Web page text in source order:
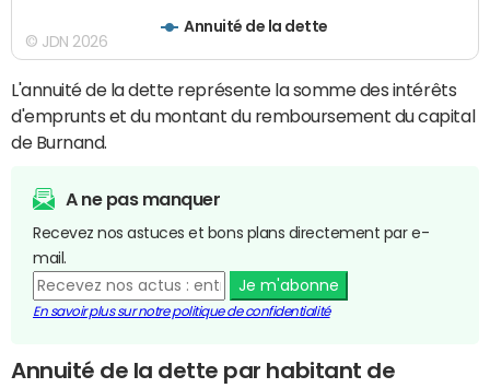
Annuité de la dette
© JDN 2026
L'annuité de la dette représente la somme des intérêts
d'emprunts et du montant du remboursement du capital
de Burnand.
A ne pas manquer
Recevez nos astuces et bons plans directement par e-
mail.
Je m'abonne
En savoir plus sur notre politique de confidentialité
Annuité de la dette par habitant de